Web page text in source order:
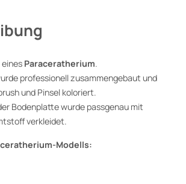
Paraceratherium.
professionell zusammengebaut und
und Pinsel koloriert.
Bodenplatte wurde passgenau mit
verkleidet.
Modells: